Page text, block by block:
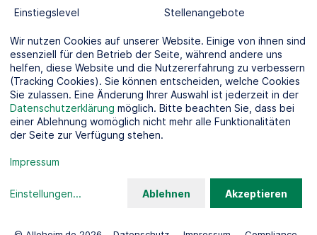
Einstiegslevel
Stellenangebote
SOCIAL MEDIA
KOOPERATIONSPARTNER
Wir nutzen Cookies auf unserer Website. Einige von ihnen sind
essenziell für den Betrieb der Seite, während andere uns
helfen, diese Website und die Nutzererfahrung zu verbessern
(Tracking Cookies). Sie können entscheiden, welche Cookies
Sie zulassen. Eine Änderung Ihrer Auswahl ist jederzeit in der
Datenschutzerklärung möglich. Bitte beachten Sie, dass bei
einer Ablehnung womöglich nicht mehr alle Funktionalitäten
der Seite zur Verfügung stehen.
Impressum
Einstellungen... Ablehnen Akzeptieren